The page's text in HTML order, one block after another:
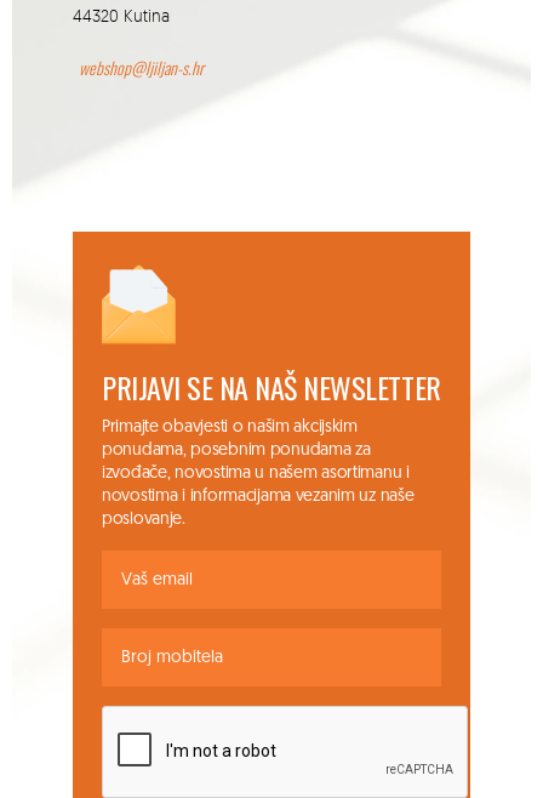
44320 Kutina
webshop@ljiljan-s.hr
PRIJAVI SE NA NAŠ NEWSLETTER
Primajte obavjesti o našim akcijskim
ponudama, posebnim ponudama za
izvođače, novostima u našem asortimanu i
novostima i informacijama vezanim uz naše
poslovanje.